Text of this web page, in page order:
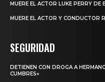
MUERE EL ACTOR LUKE PERRY DE
MUERE EL ACTOR Y CONDUCTOR
SEGURIDAD
DETIENEN CON DROGA A
CUMBRES»